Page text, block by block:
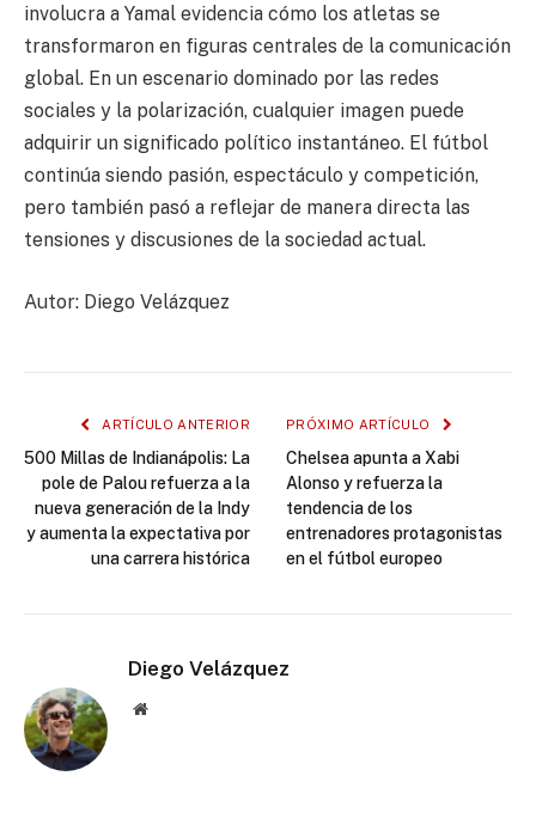
involucra a Yamal evidencia cómo los atletas se
transformaron en figuras centrales de la comunicación
global. En un escenario dominado por las redes
sociales y la polarización, cualquier imagen puede
adquirir un significado político instantáneo. El fútbol
continúa siendo pasión, espectáculo y competición,
pero también pasó a reflejar de manera directa las
tensiones y discusiones de la sociedad actual.
Autor: Diego Velázquez
ARTÍCULO ANTERIOR
500 Millas de Indianápolis: La
pole de Palou refuerza a la
nueva generación de la Indy
y aumenta la expectativa por
una carrera histórica
PRÓXIMO ARTÍCULO
Chelsea apunta a Xabi
Alonso y refuerza la
tendencia de los
entrenadores protagonistas
en el fútbol europeo
Diego Velázquez
Website